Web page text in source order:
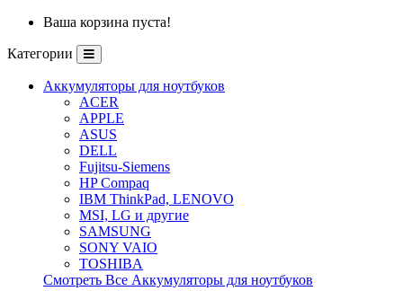
Ваша корзина пуста!
Категории
Аккумуляторы для ноутбуков
ACER
APPLE
ASUS
DELL
Fujitsu-Siemens
HP Compaq
IBM ThinkPad, LENOVO
MSI, LG и другие
SAMSUNG
SONY VAIO
TOSHIBA
Смотреть Все Аккумуляторы для ноутбуков